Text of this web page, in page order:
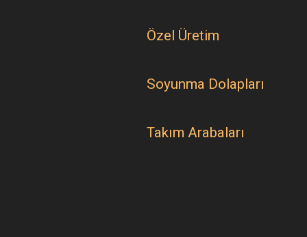
Özel Üretim
Soyunma Dolapları
Takım Arabaları